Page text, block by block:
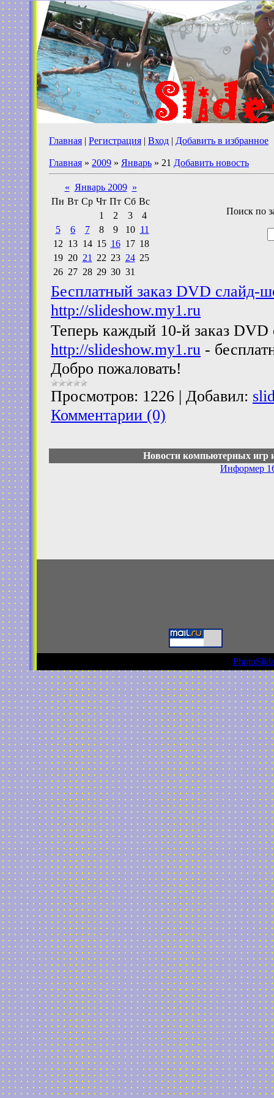
Главная | Регистрация | Вход | Добавить в избранное
Главная » 2009 » Январь » 21 Добавить новость
« Январь 2009 »
Пн Вт Ср Чт Пт Сб Вс
1
2 3
4
5
6 7 8 9 10 11
12 13 14 15 16 17 18
19 20 21 22 23 24 25
26 27 28 29 30 31
Поиск по
Бесплатный заказ DVD слайд-
http://slideshow.my1.ru
Теперь каждый 10-й заказ DVD
http://slideshow.my1.ru -
Добро пожаловать!
Просмотров: 1226 | Добавил:
Комментарии (0)
Новости компьютерных игр
Информер